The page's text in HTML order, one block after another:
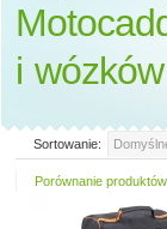
i wózków
Sortowanie:
Porównanie